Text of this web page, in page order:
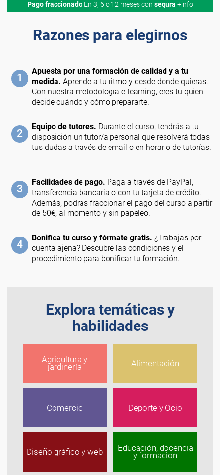
Pago fraccionadoEn 3, 6 o 12 meses con sequra +info
Razones para elegirnos
1
Apuesta por una formación de calidad y a tu
medida. Aprende a tu ritmo y desde donde quieras.
Con nuestra metodología e-learning, eres tú quien
decide cuándo y cómo prepararte.
2
Equipo de tutores. Durante el curso, tendrás a tu
disposición un tutor/a personal que resolverá todas
tus dudas a través de email o en horario de tutorías.
3
Facilidades de pago. Paga a través de PayPal,
transferencia bancaria o con tu tarjeta de crédito.
Además, podrás fraccionar el pago del curso a partir
de 50€, al momento y sin papeleo.
4
Bonifica tu curso y fórmate gratis. ¿Trabajas por
cuenta ajena? Descubre las condiciones y el
procedimiento para bonificar tu formación.
Explora temáticas y
habilidades
Agricultura y
jardinería Alimentación
Comercio Deporte y Ocio
Diseño gráfico y web Educación, docencia
y formacion